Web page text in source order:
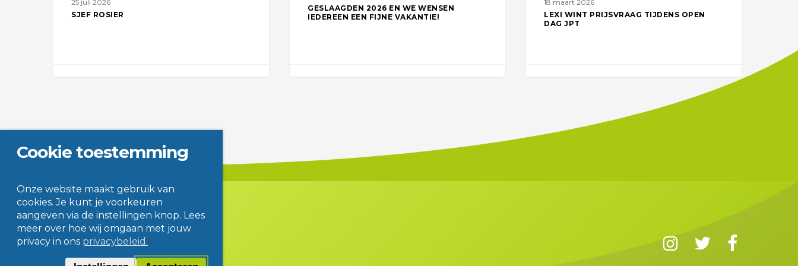
25 juli 2026
SJEF ROSIER
GESLAAGDEN 2026 EN WE WENSEN
IEDEREEN EEN FIJNE VAKANTIE!
18 maart 2026
LEXI WINT PRIJSVRAAG TIJDENS OPEN
DAG JPT
Contact Disclaimer
© Jac. P. Thijsse College
Cookie toestemming
Onze website maakt gebruik van
cookies. Je kunt je voorkeuren
aangeven via de instellingen knop. Lees
meer over hoe wij omgaan met jouw
privacy in ons privacybeleid.